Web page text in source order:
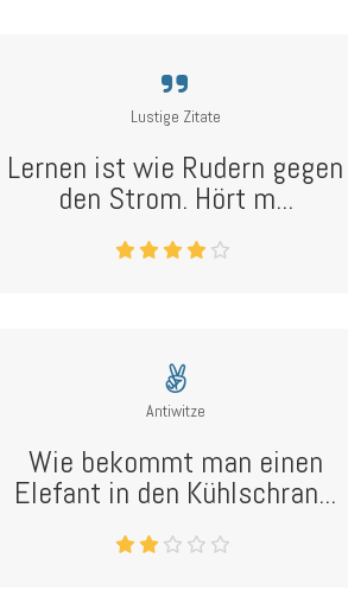
Lustige Zitate
Lernen ist wie Rudern gegen
den Strom. Hört m...
Antiwitze
Wie bekommt man einen
Elefant in den Kühlschran...